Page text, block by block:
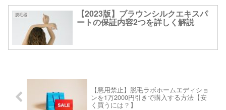
脱毛器 【2023版】ブラウンシルクエキスパ
ートの保証内容2つを詳しく解説
【悪用禁止】脱毛ラボホームエディショ
ンを1万2000円引きで購入する方法【安
く買うには？】